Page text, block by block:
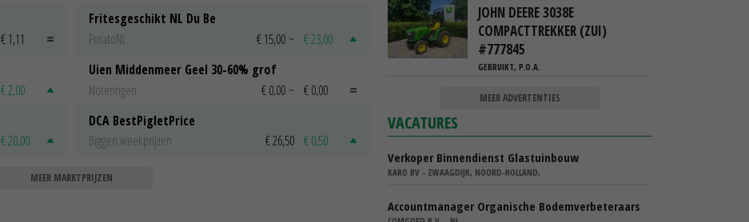
€ 1,11
€ 2,00
€ 20,00
Fritesgeschikt NL Du Be
PotatoNL
€ 15,00 ~ € 23,00
Uien Middenmeer Geel 30-60% grof
Noteringen
€ 0,00 ~ € 0,00
DCA BestPigletPrice
Biggen weekprijzen
€ 26,50 € 0,50
MEER MARKTPRIJZEN
JOHN DEERE 3038E
COMPACTTREKKER (ZUI)
#777845
GEBRUIKT, P.O.A.
MEER ADVERTENTIES
VACATURES
Verkoper Binnendienst Glastuinbouw
KARO BV - ZWAAGDIJK, NOORD-HOLLAND,
Accountmanager Organische Bodemverbeteraars